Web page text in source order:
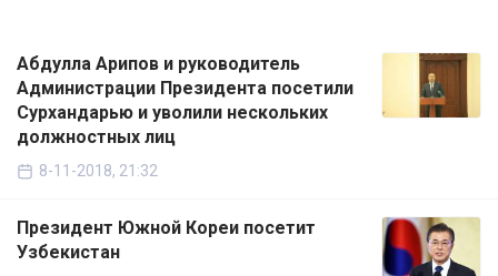
Абдулла Арипов и руководитель
Администрации Президента посетили
Сурхандарью и уволили нескольких
должностных лиц
8-11-2018, 21:32
Президент Южной Кореи посетит
Узбекистан